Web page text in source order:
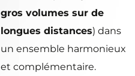
gros volumes sur de
longues distances) dans
un ensemble harmonieux
et complémentaire.